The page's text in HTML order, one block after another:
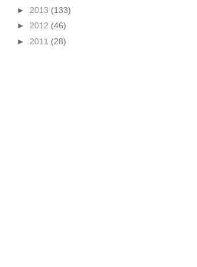
► 2013 (133)
► 2012 (46)
► 2011 (28)